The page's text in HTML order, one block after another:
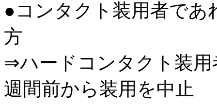
●コンタクト装用者であ
方
⇒ハードコンタクト装用
週間前から装用を中止